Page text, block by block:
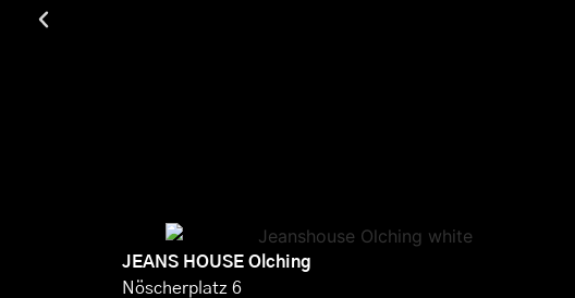
JEANS HOUSE Olching
Nöscherplatz 6